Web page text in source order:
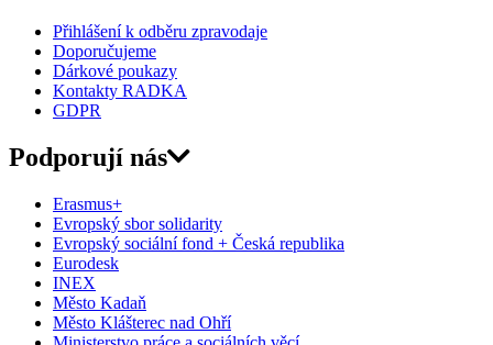
Přihlášení k odběru zpravodaje
Doporučujeme
Dárkové poukazy
Kontakty RADKA
GDPR
Podporují nás
Erasmus+
Evropský sbor solidarity
Evropský sociální fond + Česká republika
Eurodesk
INEX
Město Kadaň
Město Klášterec nad Ohří